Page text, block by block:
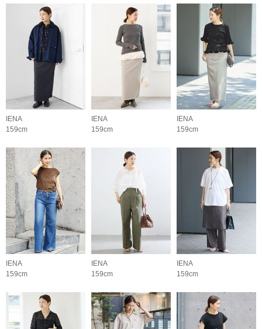
IENA
159cm
IENA
159cm
IENA
159cm
IENA
159cm
IENA
159cm
IENA
159cm